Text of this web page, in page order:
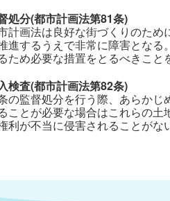
処分(都市計画法第81条)
計画法は良好な街づくりのた
進するうえで非常に障害とな
ため必要な措置をとるべきこと
検査(都市計画法第82条)
の監督処分を行う際、あらか
ことが必要な場合はこれらの
利が不当に侵害されることがな